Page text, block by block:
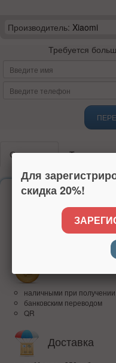
Производитель: Xiaomi
Требуется
Описание
Надежность
более 15 лет на рынке
высокий рейтинг
доверие покупателей по
наличными при получении
банковским переводом
QR
Доставка
Для
скидка 20%!